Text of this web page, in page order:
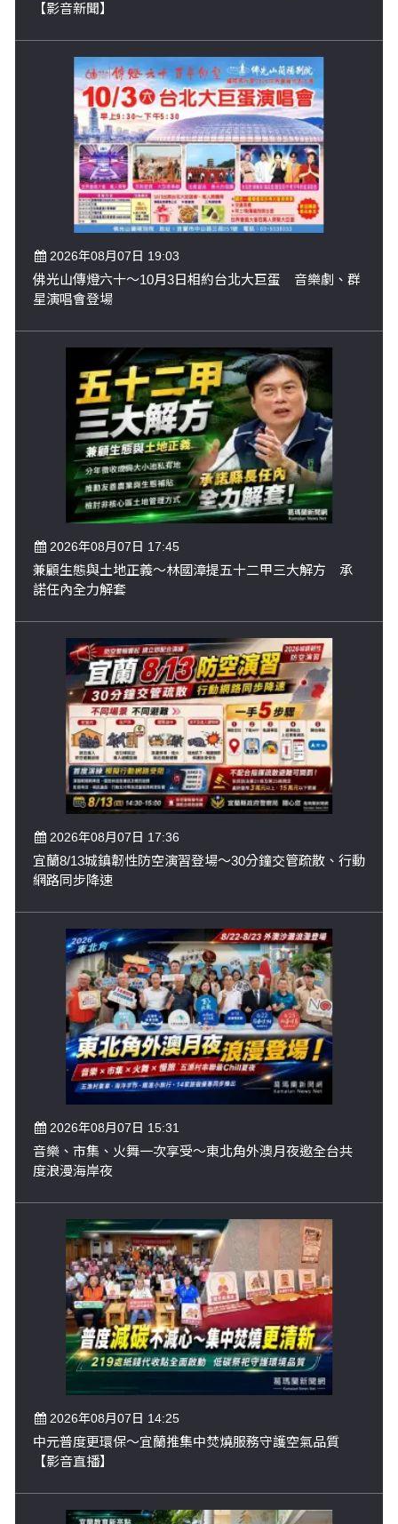
【影音新聞】
2026年08月07日 19:03
佛光山傳燈六十～10月3日相約台北大巨蛋 音樂劇、群
星演唱會登場
2026年08月07日 17:45
兼顧生態與土地正義～林國漳提五十二甲三大解方 承
諾任內全力解套
2026年08月07日 17:36
宜蘭8/13城鎮韌性防空演習登場～30分鐘交管疏散、行動
網路同步降速
2026年08月07日 15:31
音樂、市集、火舞一次享受～東北角外澳月夜邀全台共
度浪漫海岸夜
2026年08月07日 14:25
中元普度更環保～宜蘭推集中焚燒服務守護空氣品質
【影音直播】